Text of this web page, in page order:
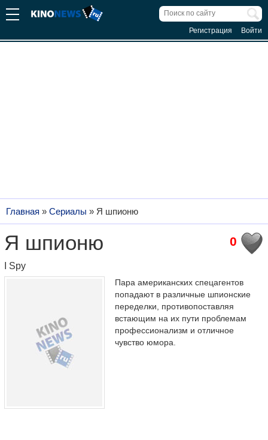
Регистрация Войти
Главная » Сериалы » Я шпионю
0
Я шпионю
I Spy
Пара американских спецагентов
попадают в различные шпионские
переделки, противопоставляя
встающим на их пути проблемам
профессионализм и отличное
чувство юмора.